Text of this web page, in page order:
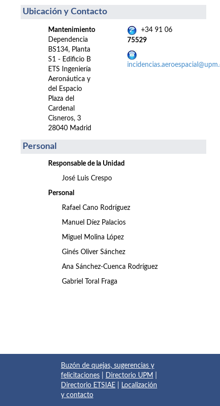
Ubicación y Contacto
Mantenimiento
Dependencia
BS134, Planta
S1 - Edificio B
ETS Ingeniería
Aeronáutica y
del Espacio
Plaza del
Cardenal
Cisneros, 3
28040 Madrid
+34 91 06
75529
Personal
Responsable de la Unidad
José Luis Crespo
Personal
Rafael Cano Rodríguez
Manuel Díez Palacios
Miguel Molina López
Ginés Oliver Sánchez
Ana Sánchez-Cuenca Rodríguez
Gabriel Toral Fraga
Buzón de quejas, sugerencias y
felicitaciones
Directorio UPM
Directorio ETSIAE
Localización
y contacto